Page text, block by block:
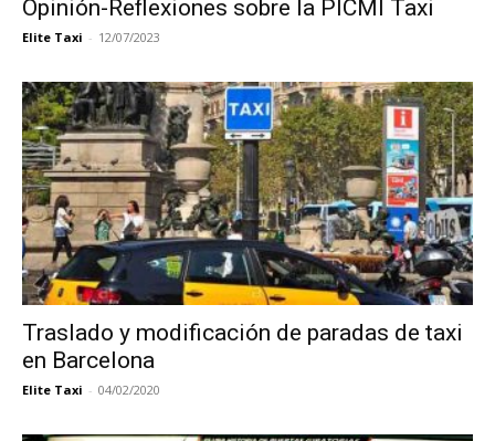
Opinión-Reflexiones sobre la PICMI Taxi
Elite Taxi - 12/07/2023
Traslado y modificación de paradas de taxi
en Barcelona
Elite Taxi - 04/02/2020